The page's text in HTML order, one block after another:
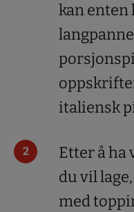
kan enten
italiensk
Etter å ha
du vil
med